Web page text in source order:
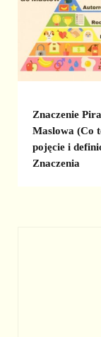
Znaczenie
Maslowa (Co
pojęcie i
Znaczenia